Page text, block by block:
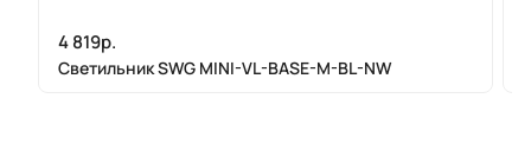
4 819р.
Светильник SWG MINI-VL-BASE-M-BL-NW